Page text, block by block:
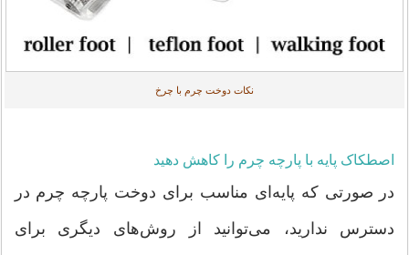
نکات دوخت چرم با چرخ
اصطکاک پایه با پارچه چرم را کاهش دهید
در صورتی که پایه‌ای مناسب برای دوخت پارچه چرم در
دسترس ندارید، می‌توانید از روش‌های دیگری برای